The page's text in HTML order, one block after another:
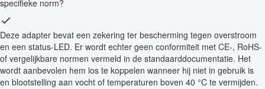
specifieke norm?
Deze adapter bevat een zekering ter bescherming tegen overstroom
en een status-LED. Er wordt echter geen conformiteit met CE-, RoHS-
of vergelijkbare normen vermeld in de standaarddocumentatie. Het
wordt aanbevolen hem los te koppelen wanneer hij niet in gebruik is
en blootstelling aan vocht of temperaturen boven 40 °C te vermijden.